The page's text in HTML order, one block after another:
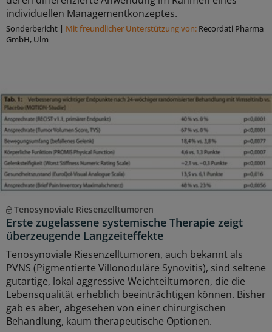
individuellen Managementkonzeptes.
Sonderbericht | Mit freundlicher Unterstützung von: Recordati Pharma
GmbH, Ulm
Tenosynoviale Riesenzelltumoren
Erste zugelassene systemische Therapie zeigt
überzeugende Langzeiteffekte
Tenosynoviale Riesenzelltumoren, auch bekannt als
PVNS (Pigmentierte Villonoduläre Synovitis), sind seltene
gutartige, lokal aggressive Weichteiltumoren, die die
Lebensqualität erheblich beeinträchtigen können. Bisher
gab es aber, abgesehen von einer chirurgischen
Behandlung, kaum therapeutische Optionen.